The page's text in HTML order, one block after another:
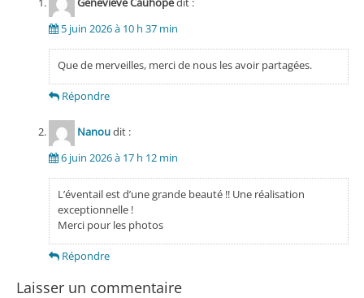
5 juin 2026 à 10 h 37 min
Que de merveilles, merci de nous les avoir partagées.
Répondre
Nanoudit :
6 juin 2026 à 17 h 12 min
L’éventail est d’une grande beauté !! Une réalisation
exceptionnelle !
Merci pour les photos
Répondre
Laisser un commentaire